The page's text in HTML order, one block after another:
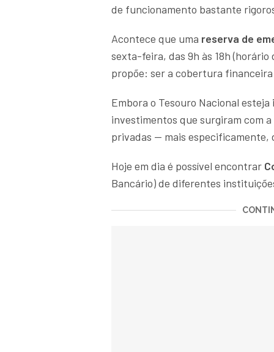
de funcionamento bastante
Acontece que uma reserva de
sexta-feira, das 9h às 18h (horário
propõe: ser a cobertura
Embora o Tesouro Nacional
investimentos que surgiram com
privadas — mais especificamente,
Hoje em dia é possível encontrar
Bancário) de diferentes